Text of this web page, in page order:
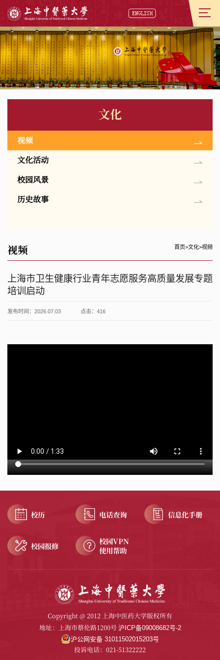
文化
视频
文化活动
校园风景
历史故事
视频 首页>文化>视频
上海市卫生健康行业青年志愿服务高质量发展专题
培训启动
发布时间：2026.07.03 点击： 416
校历 电话查询 信息化手册
校园报修
校园VPN
使用帮助
Copyright @ 2012 上海中医药大学版权所有
地址：上海市蔡伦路1200号 沪ICP备09008682号-2
沪公网安备 31011502015203号
投诉电话：021-51322222